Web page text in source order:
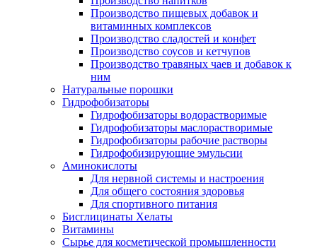
Производство пищевых добавок и
витаминных комплексов
Производство сладостей и конфет
Производство соусов и кетчупов
Производство травяных чаев и добавок к
ним
Натуральные порошки
Гидрофобизаторы
Гидрофобизаторы водорастворимые
Гидрофобизаторы маслорастворимые
Гидрофобизаторы рабочие растворы
Гидрофобизирующие эмульсии
Аминокислоты
Для нервной системы и настроения
Для общего состояния здоровья
Для спортивного питания
Бисглицинаты Хелаты
Витамины
Сырье для косметической промышленности